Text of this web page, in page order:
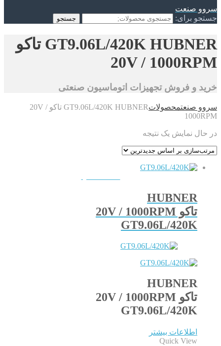
سروو صنعت
جستجو برای:
جستجو
GT9.06L/420K HUBNER تاکو
20V / 1000RPM
خرید و فروش تجهیزات اتوماسیون صنعتی
سروو صنعتمحصولات
GT9.06L/420K HUBNER تاکو 20V /
1000RPM
در حال نمایش یک نتیجه
HUBNER
تاکو 20V / 1000RPM
GT9.06L/420K
HUBNER
تاکو 20V / 1000RPM
GT9.06L/420K
اطلاعات بیشتر
Quick View